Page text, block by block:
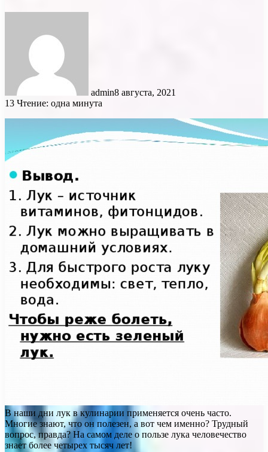
admin8 августа, 2021
13 Чтение: одна минута
В наши дни лук в кулинарии применяется очень часто.
Многие знают, что он полезен, а вот чем именно? Трудный
вопрос, правда? На самом деле о пользе лука человечество
знает более четырех тысяч лет!